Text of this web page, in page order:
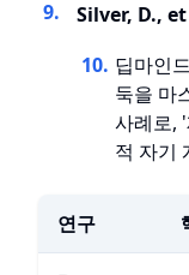
Silver, D.,
딥마인
둑을 마
사례로,
적 자기
연구